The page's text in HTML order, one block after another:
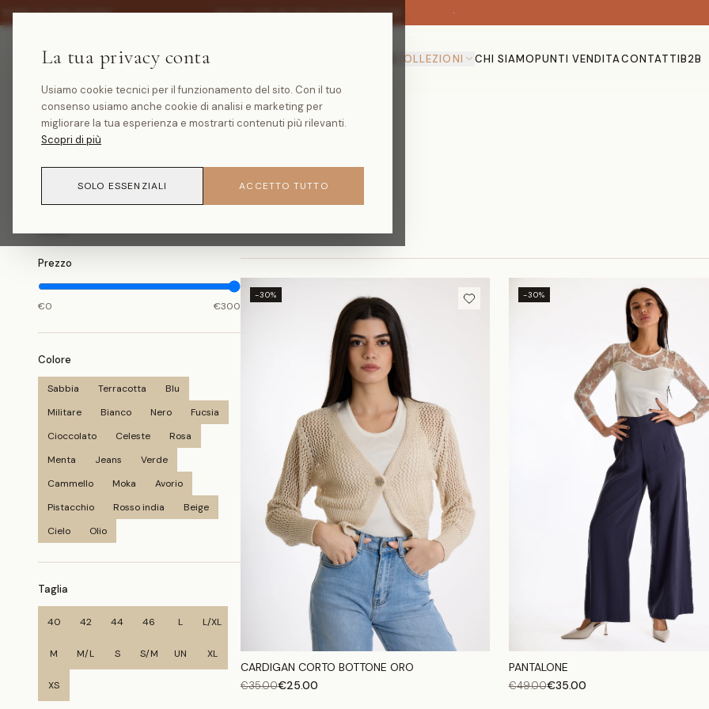
LA COLLEZIONE · SALDI -30% SU TUTTA LA COLLEZIONE
COLLEZIONI CHI SIAMOPUNTI VENDITACONTATTIB2B
Tutti i prodotti
prodotti
Prezzo
€0 €300
Colore
Sabbia Terracotta
Blu
Militare
Bianco Nero
Fucsia
Cioccolato
Celeste
Rosa
Menta
Jeans
Verde
Cammello
Moka
Avorio
Pistacchio
Rosso india
Beige
Cielo
Olio
Taglia
40 42 44 46 L L/XL
M M/L S S/M UN XL
XS
-30%
CARDIGAN CORTO BOTTONE ORO
€35.00€25.00
-30%
PANTALONE
€49.00€35.00
La tua privacy conta
Usiamo cookie tecnici per il funzionamento del sito. Con il tuo
consenso usiamo anche cookie di analisi e marketing per
migliorare la tua esperienza e mostrarti contenuti più rilevanti.
Scopri di più
SOLO ESSENZIALI ACCETTO TUTTO